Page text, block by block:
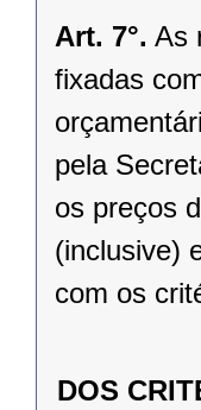
Art. 7°. As
fixadas
pela
os preços
(inclusive)
com os
DOS